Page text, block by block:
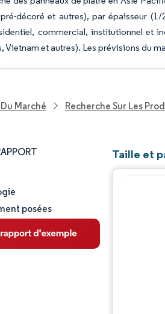
décoré et autres), par épaisseur
commercial, institutionnel et
Vietnam et autres). Les prévisions du
Marché Recherche Sur Les
posées
Taille et